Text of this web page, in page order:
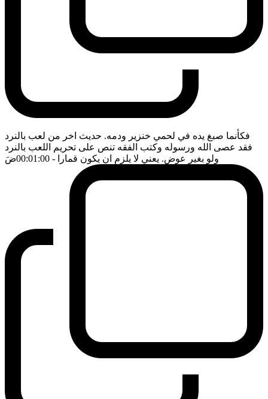
فكأنما صبغ يده في لحمي خنزير ودمه. حديث اخر من لعب بالنرد
فقد عصى الله ورسوله وكتب الفقه تنص على تحريم اللعب بالنرد
ولو بغير عوض. يعني لا يلزم ان يكون قمارا - 00:01:00 ضَ